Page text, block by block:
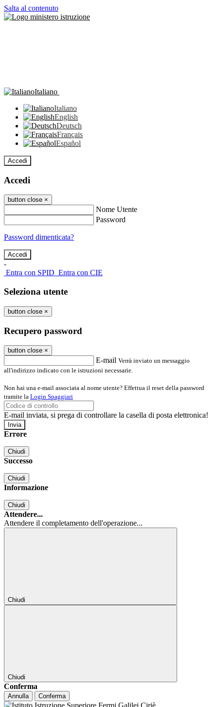
Salta al contenuto
Italiano
Italiano
English
Deutsch
Français
Español
Accedi
Accedi
button close ×
Nome Utente
Password
Password dimenticata?
-
Entra con SPID Entra con CIE
Seleziona utente
button close ×
Recupero password
button close ×
E-mail Verrà inviato un messaggio
all'indirizzo indicato con le istruzioni necessarie.
Non hai una e-mail associata al nome utente? Effettua il reset della password
tramite la Login Spaggiari
E-mail inviata, si prega di controllare la casella di posta elettronica!
Errore
Chiudi
Successo
Chiudi
Informazione
Chiudi
Attendere...
Attendere il completamento dell'operazione...
Chiudi
Chiudi
Conferma
Annulla Conferma